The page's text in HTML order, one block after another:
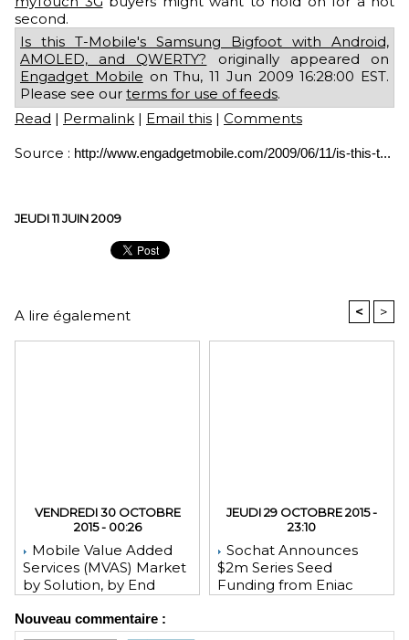
second.
Is this T-Mobile's Samsung Bigfoot with Android,
AMOLED, and QWERTY? originally appeared on
Engadget Mobile on Thu, 11 Jun 2009 16:28:00 EST.
Please see our terms for use of feeds.
Read | Permalink | Email this | Comments
Source : http://www.engadgetmobile.com/2009/06/11/is-this-t...
JEUDI 11 JUIN 2009
A lire également < >
VENDREDI 30 OCTOBRE
2015 - 00:26
Mobile Value Added
Services (MVAS) Market
by Solution, by End
Geography - Global
JEUDI 29 OCTOBRE 2015 -
23:10
Sochat Announces
$2m Series Seed
Funding from Eniac
Nouveau commentaire :